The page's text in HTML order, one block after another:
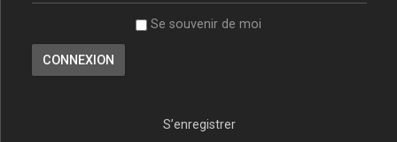
Se souvenir de moi
S’enregistrer